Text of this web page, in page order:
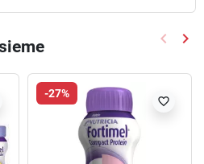
keyboard_arrow_left keyboard_arrow_right
-27%
favorite_border